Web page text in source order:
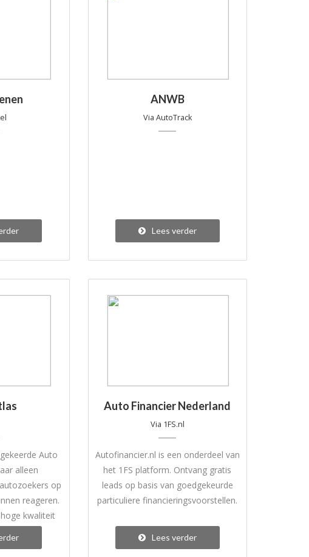
ANWB
Via AutoTrack
Lees verder
Auto
alleen
op
reageren.
kwaliteit
ook zonder
meer op
Auto Financier Nederland
Via 1FS.nl
Autofinancier.nl is een onderdeel van
het 1FS platform. Ontvang gratis
leads op basis van goedgekeurde
particuliere financieringsvoorstellen.
Lees verder